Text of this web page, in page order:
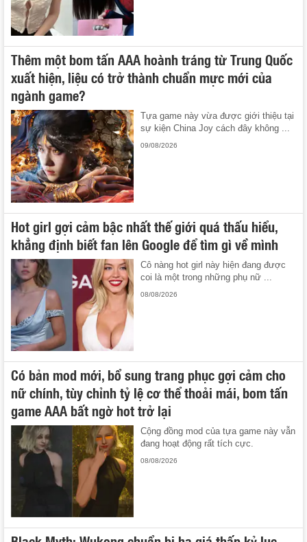
Thêm một bom tấn AAA hoành tráng từ Trung Quốc
xuất hiện, liệu có trở thành chuẩn mực mới của
ngành game?
Tựa game này vừa được giới thiệu tại
sự kiện China Joy cách đây không ...
09/08/2026
Hot girl gợi cảm bậc nhất thế giới quá thấu hiểu,
khẳng định biết fan lên Google để tìm gì về mình
Cô nàng hot girl này hiện đang được
coi là một trong những phụ nữ ...
08/08/2026
Có bản mod mới, bổ sung trang phục gợi cảm cho
nữ chính, tùy chỉnh tỷ lệ cơ thể thoải mái, bom tấn
game AAA bất ngờ hot trở lại
Cộng đồng mod của tựa game này vẫn
đang hoạt động rất tích cực.
08/08/2026